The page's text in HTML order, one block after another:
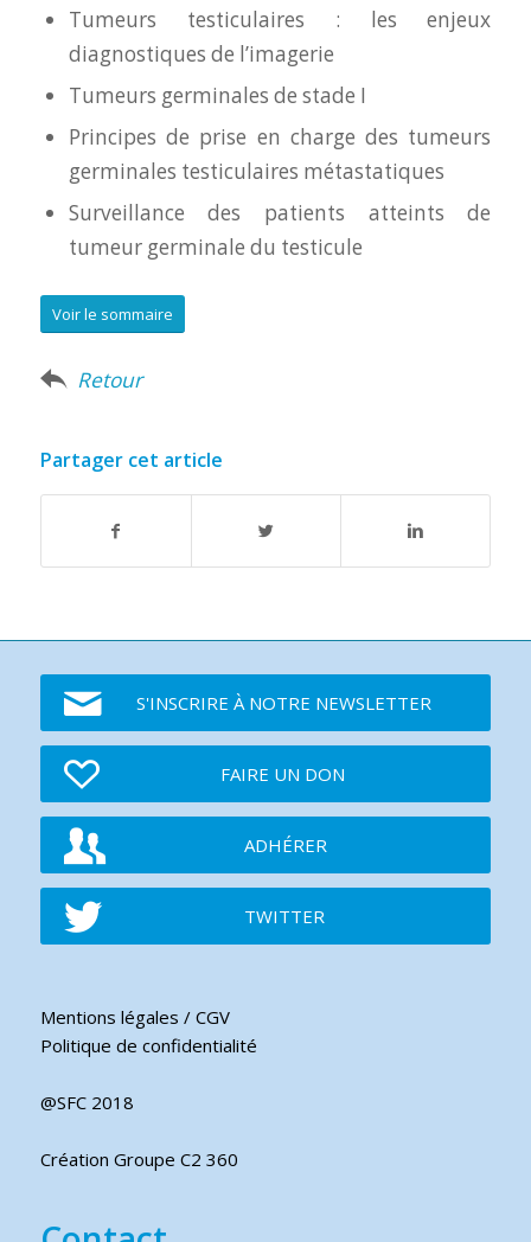
Tumeurs testiculaires : les enjeux
diagnostiques de l’imagerie
Tumeurs germinales de stade I
Principes de prise en charge des tumeurs
germinales testiculaires métastatiques
Surveillance des patients atteints de
tumeur germinale du testicule
Voir le sommaire
Retour
Partager cet article
S'INSCRIRE À NOTRE NEWSLETTER
FAIRE UN DON
ADHÉRER
TWITTER
Mentions légales / CGV
Politique de confidentialité
@SFC 2018
Création Groupe C2 360